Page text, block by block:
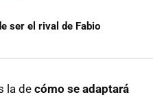
ser el rival de Fabio
la decómo se adaptará